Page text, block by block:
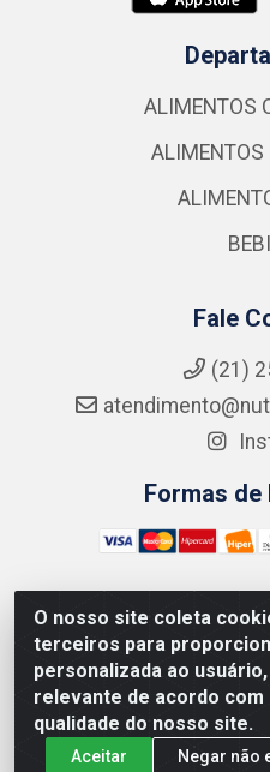
O nosso site coleta
terceiros para
personalizada ao
relevante de acordo
qualidade do nosso site.
Aceitar Negar não
ALIMENTOS
ALIMENTOS
Fale
(21)
Formas de
NUTRY MAX COMÉRCIO
LTDA - RUA DO FEIJÃO,
CNPJ: